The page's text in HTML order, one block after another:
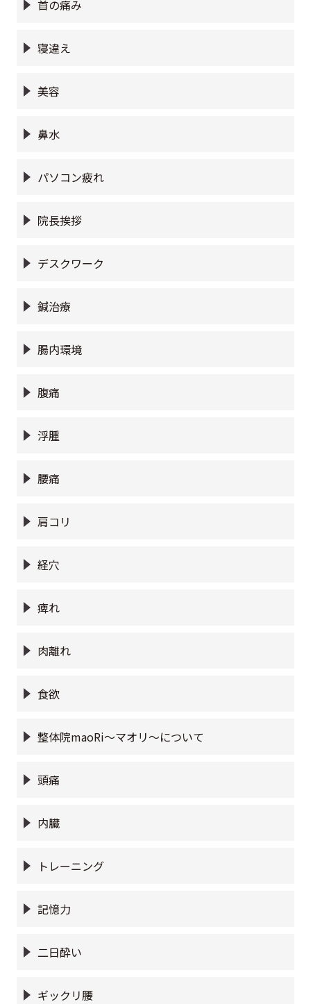
首の痛み
寝違え
美容
鼻水
パソコン疲れ
院長挨拶
デスクワーク
鍼治療
腸内環境
腹痛
浮腫
腰痛
肩コリ
経穴
痺れ
肉離れ
食欲
整体院maoRi〜マオリ〜について
頭痛
内臓
トレーニング
記憶力
二日酔い
ギックリ腰